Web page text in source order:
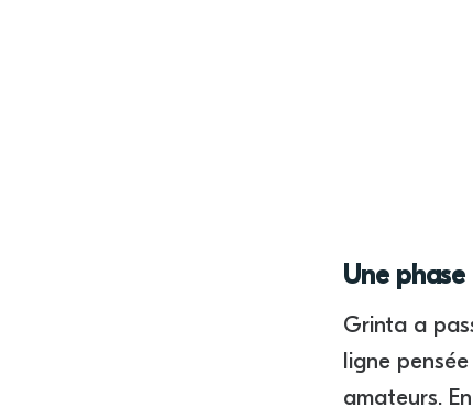
Une
Grinta a
ligne
amateurs.